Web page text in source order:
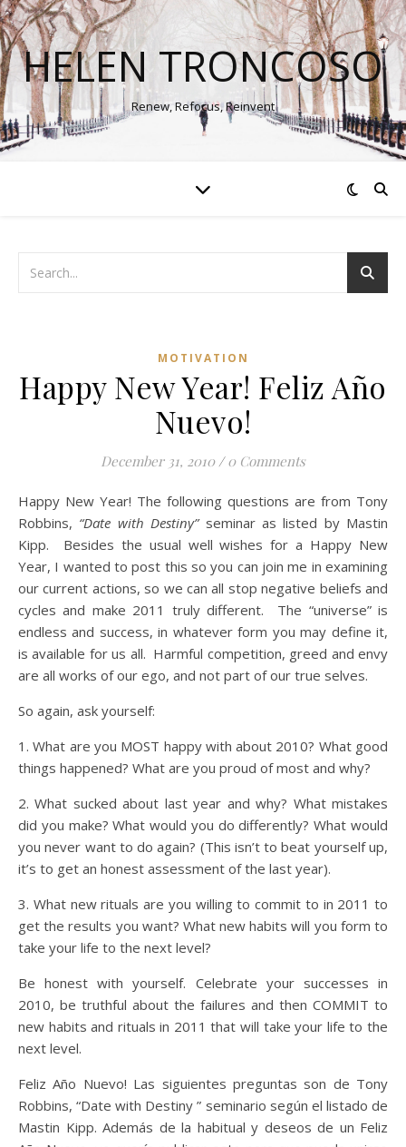
HELEN TRONCOSO
Renew, Refocus, Reinvent
MOTIVATION
Happy New Year! Feliz Año
Nuevo!
December 31, 2010 / 0 Comments
Happy New Year! The following questions are from Tony
Robbins, “Date with Destiny”seminar as listed by Mastin
Kipp. Besides the usual well wishes for a Happy New
Year, I wanted to post this so you can join me in examining
our current actions, so we can all stop negative beliefs and
cycles and make 2011 truly different. The “universe” is
endless and success, in whatever form you may define it,
is available for us all. Harmful competition, greed and envy
are all works of our ego, and not part of our true selves.
So again, ask yourself:
1. What are you MOST happy with about 2010? What good
things happened? What are you proud of most and why?
2. What sucked about last year and why? What mistakes
did you make? What would you do differently? What would
you never want to do again? (This isn’t to beat yourself up,
it’s to get an honest assessment of the last year).
3. What new rituals are you willing to commit to in 2011 to
get the results you want? What new habits will you form to
take your life to the next level?
Be honest with yourself. Celebrate your successes in
2010, be truthful about the failures and then COMMIT to
new habits and rituals in 2011 that will take your life to the
next level.
Feliz Año Nuevo! Las siguientes preguntas son de Tony
Robbins, “Date with Destiny ” seminario según el listado de
Mastin Kipp. Además de la habitual y deseos de un Feliz